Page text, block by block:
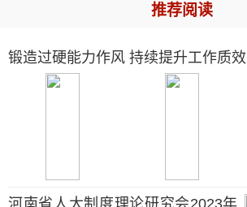
推荐阅读
锻造过硬能力作风 持续提升工作质效
河南省人大制度理论研究会2023年